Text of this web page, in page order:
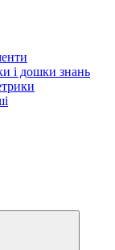
і дошки знань